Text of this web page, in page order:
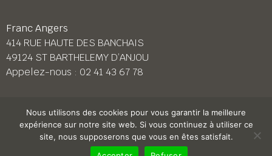
Franc Angers
414 RUE HAUTE DES BANCHAIS
49124 ST BARTHELEMY D’ANJOU
Appelez-nous : 02 41 43 67 78
Franc Le Mans
158 BD PIERRE LEFAUCHEUX
72230 ARNAGE
02 43 87 38 08
Nous utilisons des cookies pour vous garantir la meilleure
expérience sur notre site web. Si vous continuez à utiliser ce
site, nous supposerons que vous en êtes satisfait.